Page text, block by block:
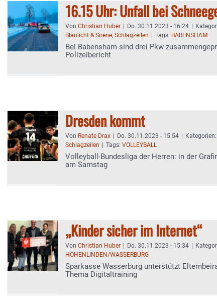
16.15 Uhr: Unfall bei
Von Christian Huber Do. 30.11.2023 - 16:24
Blaulicht & Sirene, Schlagzeilen Tags: BABENSHAM
Bei Babensham sind drei Pkw
Polizeibericht
Dresden kommt
Von Renate Drax Do. 30.11.2023 - 15:54 Kategorien:
Schlagzeilen
Tags: VOLLEYBALL
Volleyball-Bundesliga der Herren: in der
am Samstag
„Kinder sicher im Internet“
Von Christian Huber Do. 30.11.2023 - 15:34
HOHENLINDEN/WASSERBURG
Sparkasse Wasserburg unterstützt
Thema Digitaltraining